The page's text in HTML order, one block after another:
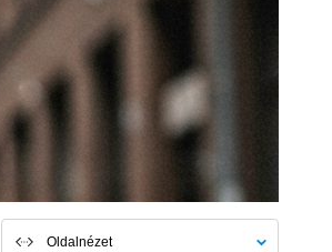
Oldalnézet